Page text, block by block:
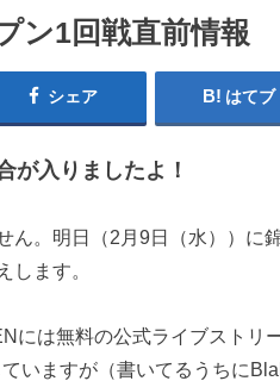
ン1回戦直前情報
シェア はてブ
が入りましたよ！
ん。明日（2月9日（水））に
します。
には無料の公式ライブストリ
いますが（書いてるうちに